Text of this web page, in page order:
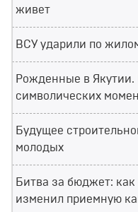
живет
ВСУ ударили по
Рожденные в
символических
Будущее
молодых
Битва за бюджет: как
изменил приемную